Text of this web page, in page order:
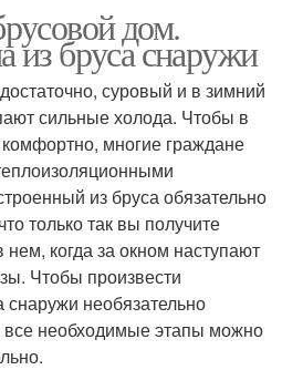
дом.
из бруса снаружи
суровый и в зимний
сильные холода. Чтобы в
многие граждане
из бруса обязательно
только так вы получите
когда за окном наступают
Чтобы произвести
необязательно
все необходимые этапы можно